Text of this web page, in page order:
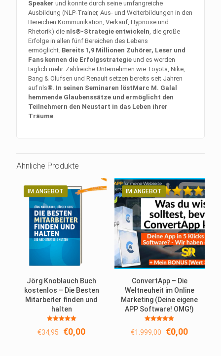
Speaker und konnte durch seine umfangreiche
Ausbildung (NLP-Trainer, Aus- und Weiterbildungen in den
Bereichen Kommunikation, Verkauf, Hypnose und
Rhetorik) die nls®-Strategie entwickeln, die große
Erfolge in allen fünf Bereichen des Lebens
ermöglicht. Bereits 1,9 Millionen Zuhörer, Leser und
Fans kennen die Erfolgsstrategie und es werden
täglich mehr. Zahlreiche Unternehmen wie Toyota, Nike,
Bang & Olufsen und Renault setzen bereits seit Jahren
auf nls®. In seinen Seminaren löstMarc M. Galal
hemmende Glaubenssätze und ermöglicht den
Teilnehmern den Neustart in das Leben ihrer
Träume.
Ähnliche Produkte
IM ANGEBOT
Jörg Knoblauch Buch
kostenlos – Die Besten
Mitarbeiter finden und
halten
mit
€34,95 Ursprünglicher
€0,00Aktueller
IM ANGEBOT
ConvertApp – Die
Weltneuheit im Online
Marketing (Deine eigene
APP Software! OMG!)
mit
€1.999,00 €0,00